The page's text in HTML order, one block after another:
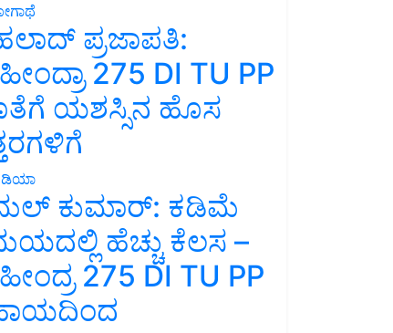
ಪ್ರಜಾಪತಿ:
275 DI TU PP
ಯಶಸ್ಸಿನ ಹೊಸ
ಕುಮಾರ್: ಕಡಿಮೆ
ಹೆಚ್ಚು ಕೆಲಸ –
275 DI TU PP